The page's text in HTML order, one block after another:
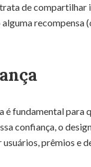
de compartilhar
recompensa
é fundamental para
confiança, o
usuários, prêmios e